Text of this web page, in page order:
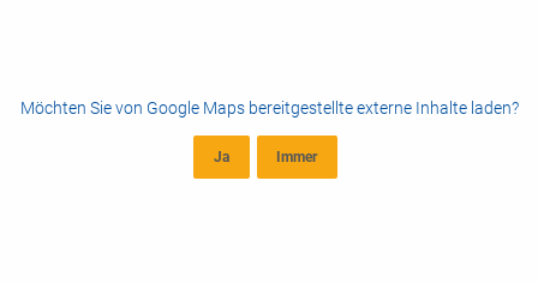
Möchten Sie von Google Mapsbereitgestellte externe Inhalte laden?
Ja Immer